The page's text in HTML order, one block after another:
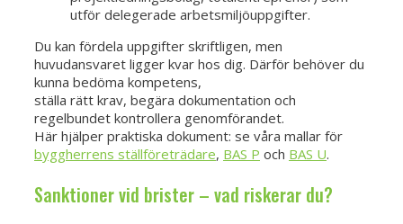
utför delegerade arbetsmiljöuppgifter.
Du kan fördela uppgifter skriftligen, men
huvudansvaret ligger kvar hos dig. Därför behöver du
kunna bedöma kompetens,
ställa rätt krav, begära dokumentation och
regelbundet kontrollera genomförandet.
Här hjälper praktiska dokument: se våra mallar för
byggherrens ställföreträdare, BAS P och BAS U.
Sanktioner vid brister – vad riskerar du?